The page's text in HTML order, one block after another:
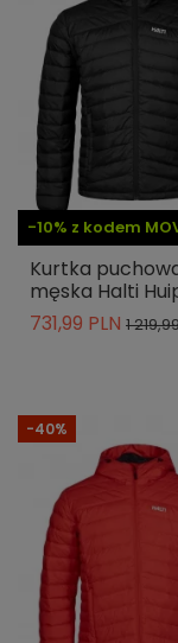
-10% z kodem
Kurtka
męska Halti
731,99 PLN 1
-40%